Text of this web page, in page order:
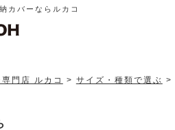
カバーならルカコ
門店 ルカコ サイズ・種類で選ぶ